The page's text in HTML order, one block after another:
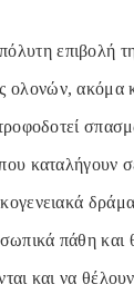
επιβολή
ολονών, ακόμα
καταλήγουν
πάθη και
και να